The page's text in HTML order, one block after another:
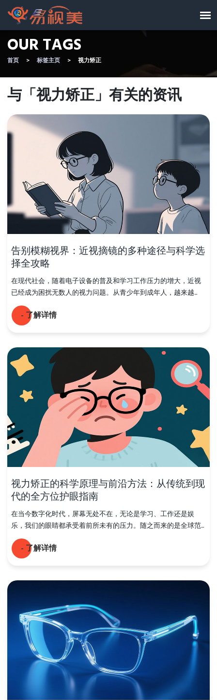
OUR TAGS
首页 标签主页 视力矫正
与「视力矫正」有关的资讯
告别模糊视界：近视摘镜的多种途径与科学选
择全攻略
在现代社会，随着电子设备的普及和学习工作压力的增大，近视
已经成为困扰无数人的视力问题。从青少年到成年人，越来越...
- 了解详情
视力矫正的科学原理与前沿方法：从传统到现
代的全方位护眼指南
在当今数字化时代，屏幕无处不在，无论是学习、工作还是娱
乐，我们的眼睛都承受着前所未有的压力。随之而来的是全球范...
- 了解详情